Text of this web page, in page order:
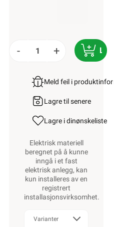
- +
Meld feil i
Lagre til senere
Lagre i dinønskeliste
Elektrisk materiell
beregnet på å kunne
inngå i et fast
elektrisk anlegg, kan
kun installeres av en
registrert
installasjonsvirksomhet.
Varianter